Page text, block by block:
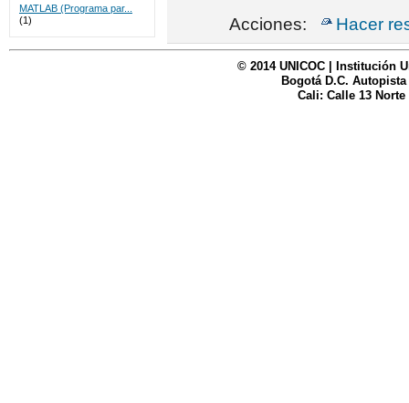
Acciones: Hacer
MATLAB (Programa par...
(1)
© 2014 UNICOC | Institución
Bogotá D.C. Autopista
Cali: Calle 13 Norte